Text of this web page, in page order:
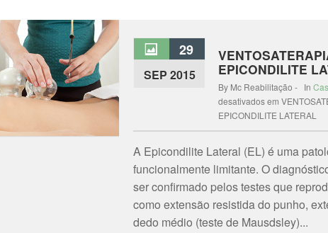
29
SEP 2015
EPICONDILITE
By Mc Reabilitação - In
desativadosem
EPICONDILITE LATERAL
A Epicondilite Lateral (EL) é uma
funcionalmente limitante. O
ser confirmado pelos testes que
como extensão resistida do punho,
dedo médio (teste de Mausdsley)...